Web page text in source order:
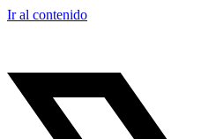
Ir al contenido